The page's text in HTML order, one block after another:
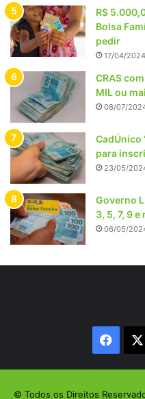
R$
Bolsa
pedir
17/04/2024
CRAS
MIL ou
08/07/
CadÚnico
para
23/05/
Governo
3, 5, 7, 9
06/05/
© Todos os Direitos